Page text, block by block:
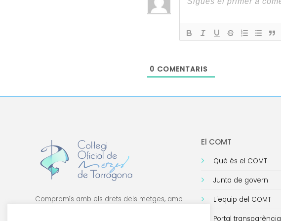
0 COMENTARIS
Compromís amb els drets dels metges, amb
El COMT
Què és el COMT
Junta de govern
L'equip del COMT
Portal transparència